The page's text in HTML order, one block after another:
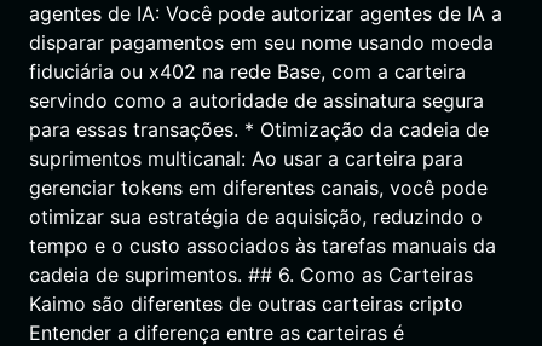
agentes de IA: Você pode autorizar agentes de IA a
disparar pagamentos em seu nome usando moeda
fiduciária ou x402 na rede Base, com a carteira
servindo como a autoridade de assinatura segura
para essas transações. * Otimização da cadeia de
suprimentos multicanal: Ao usar a carteira para
gerenciar tokens em diferentes canais, você pode
otimizar sua estratégia de aquisição, reduzindo o
tempo e o custo associados às tarefas manuais da
cadeia de suprimentos. ## 6. Como as Carteiras
Kaimo são diferentes de outras carteiras cripto
Entender a diferença entre as carteiras é